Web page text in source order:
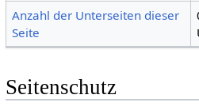
Anzahl der Unterseiten dieser
Seite
Seitenschutz